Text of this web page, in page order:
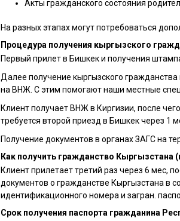
Акты гражданского состояния
На разных этапах могут потребоваться
Процедура получения кыргызского
Первый прилет в Бишкек и получения
Далее получение кыргызского
на ВНЖ. С этим помогают наши местные
Клиент получает ВНЖ в Киргизии, после
требуется второй приезд в Бишкек через 1
Получение документов в органах ЗАГС на
Как получить гражданство Кыргызстана
Клиент прилетает третий раз через 6 мес,
документов о гражданстве Кыргызстана в
идентификационного номера и загран.
Срок получения паспорта гражданина